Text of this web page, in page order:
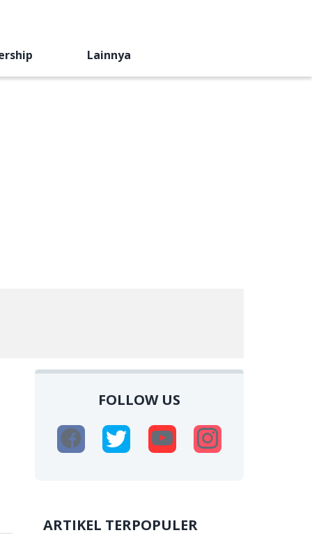
Lainnya
FOLLOW US
ARTIKEL TERPOPULER